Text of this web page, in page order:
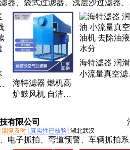
器、袋式过滤器、浅层沙过滤器、
过滤器、石英砂过滤器、滤筒除尘
滤器、锰砂过滤器、活性炭过滤
冲洗过滤器、保安过滤器滤芯、
尘过滤器、初中高效板框过滤器
海特滤器 燃机高
炉鼓风机 自洁式
标定制
海特滤器 润
小流量真空滤
有限公司
回复及时 真实性已核验 湖北武汉
电子抓拍、弯道预警、车辆抓拍系